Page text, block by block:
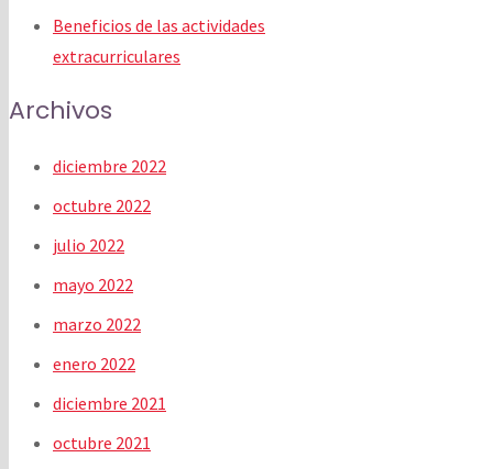
Beneficios de las actividades
extracurriculares
Archivos
diciembre 2022
octubre 2022
julio 2022
mayo 2022
marzo 2022
enero 2022
diciembre 2021
octubre 2021